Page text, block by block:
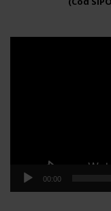
00:00